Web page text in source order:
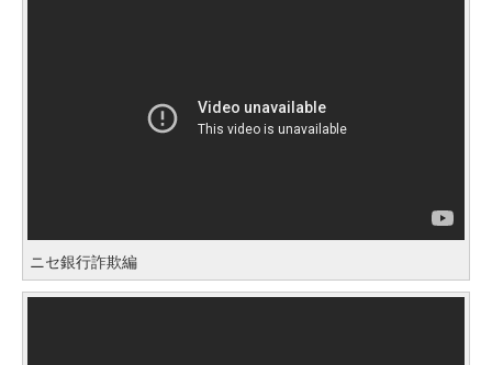
ニセ銀行詐欺編